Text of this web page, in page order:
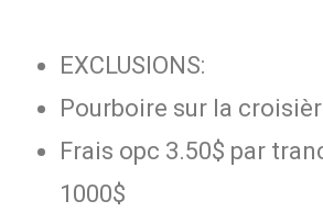
EXCLUSIONS:
Pourboire sur la
Frais opc 3.50$ par
1000$